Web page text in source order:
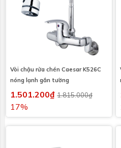
Vòi chậu rửa chén Caesar K526C
nóng lạnh gắn tường
1.501.200₫ 1.815.000₫
17%